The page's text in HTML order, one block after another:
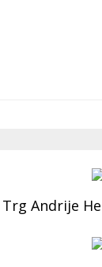
Trg Andrije